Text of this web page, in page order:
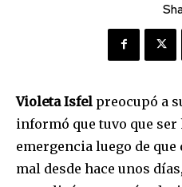
Violeta Isfel preocupó a
informó que tuvo que
emergencia luego de
mal desde hace unos